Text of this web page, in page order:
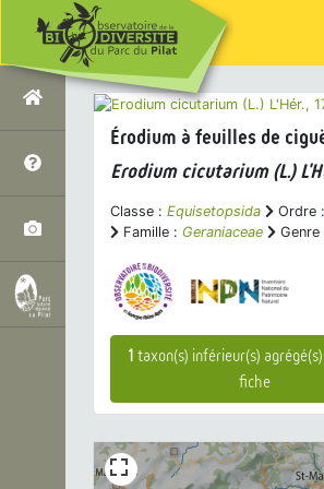
Érodium à feuilles de
Erodium cicutarium(L.)
Classe : Equisetopsida Ordre :
Famille : Geraniaceae Genre
1 taxon(s) inférieur(s)
fiche